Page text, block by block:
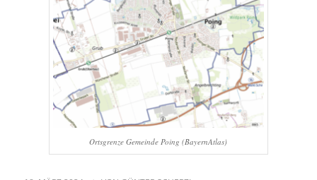
Ortsgrenze Gemeinde Poing (BayernAtlas)